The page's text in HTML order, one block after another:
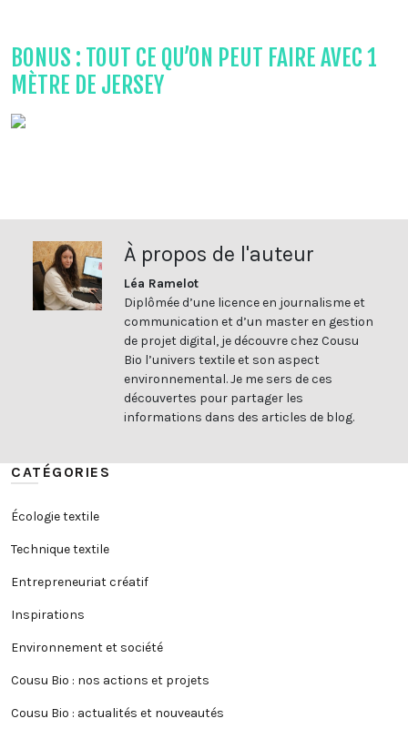
BONUS : TOUT CE QU’ON PEUT FAIRE AVEC 1
MÈTRE DE JERSEY
À propos de l'auteur
Léa Ramelot
Diplômée d’une licence en journalisme et
communication et d’un master en gestion
de projet digital, je découvre chez Cousu
Bio l’univers textile et son aspect
environnemental. Je me sers de ces
découvertes pour partager les
informations dans des articles de blog.
CATÉGORIES
Écologie textile
Technique textile
Entrepreneuriat créatif
Inspirations
Environnement et société
Cousu Bio : nos actions et projets
Cousu Bio : actualités et nouveautés